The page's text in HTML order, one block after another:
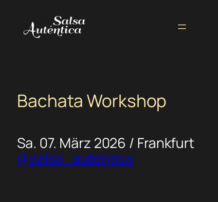
springen
Bachata Workshop
Sa. 07. März 2026 / Frankfurt
@salsa_autentica